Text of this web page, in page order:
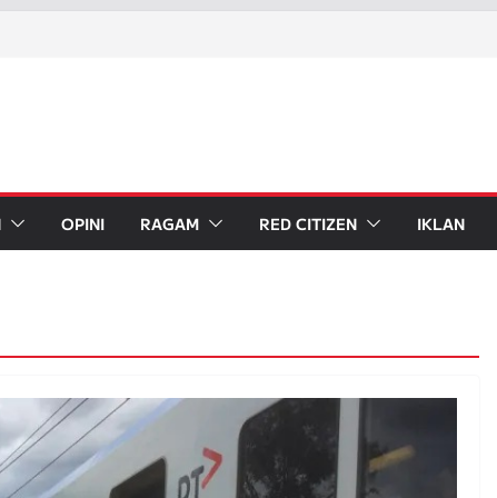
akan Kembangkan Sendiri
Ekonomi Kerakyatan,
OPINI RAGAM RED CITIZEN IKLAN